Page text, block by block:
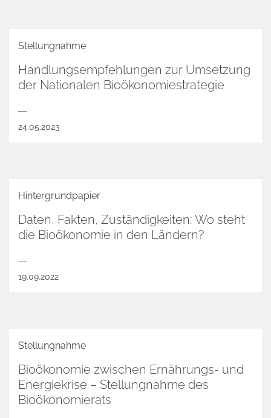
Stellungnahme
Handlungsempfehlungen zur Umsetzung
der Nationalen Bioökonomiestrategie
24.05.2023
Hintergrundpapier
Daten, Fakten, Zuständigkeiten: Wo steht
die Bioökonomie in den Ländern?
19.09.2022
Stellungnahme
Bioökonomie zwischen Ernährungs- und
Energiekrise – Stellungnahme des
Bioökonomierats